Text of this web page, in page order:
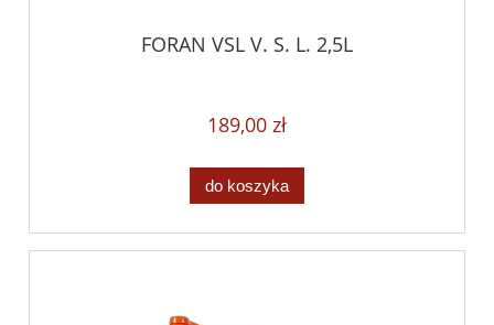
FORAN VSL V. S. L. 2,5L
189,00 zł
do koszyka